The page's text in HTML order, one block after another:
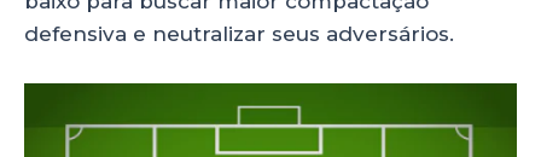
defensiva e neutralizar seus adversários.